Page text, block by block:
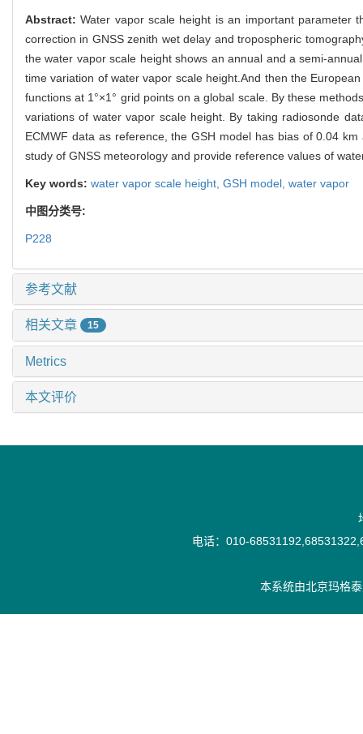
Abstract:Water vapor scale height is an important parameter
correction in GNSS zenith wet delay and tropospheric
the water vapor scale height shows an annual and a semi-
time variation of water vapor scale height.And then the
functions at 1°×1° grid points on a global scale. By these
variations of water vapor scale height. By taking radiosonde
ECMWF data as reference, the GSH model has bias of 0.04
study of GNSS meteorology and provide reference values of
Key words: water vapor scale height, GSH model, water vapor
中图分类号:
P228
参考文献
相关文章 15
Metrics
本文评价
电话：010-
本系统由北京玛格